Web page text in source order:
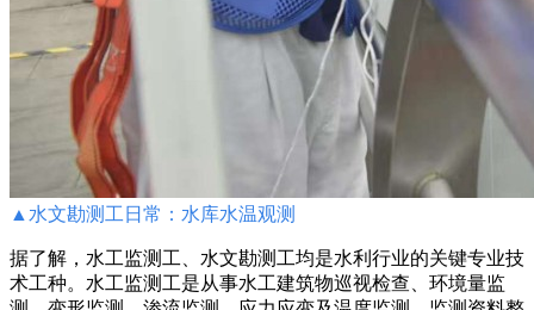
▲ 水文勘测工日常：水库水温观测
据了解，水工监测工、水文勘测工均是水利行业的关键专业技
术工种。水工监测工是从事水工建筑物巡视检查、环境量监